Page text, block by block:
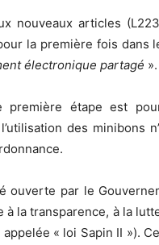
nouveaux articles
la première fois dans
électronique partagé ».
première étape est
des minibons
ouverte par le
à la transparence, à la
« loi Sapin II »).